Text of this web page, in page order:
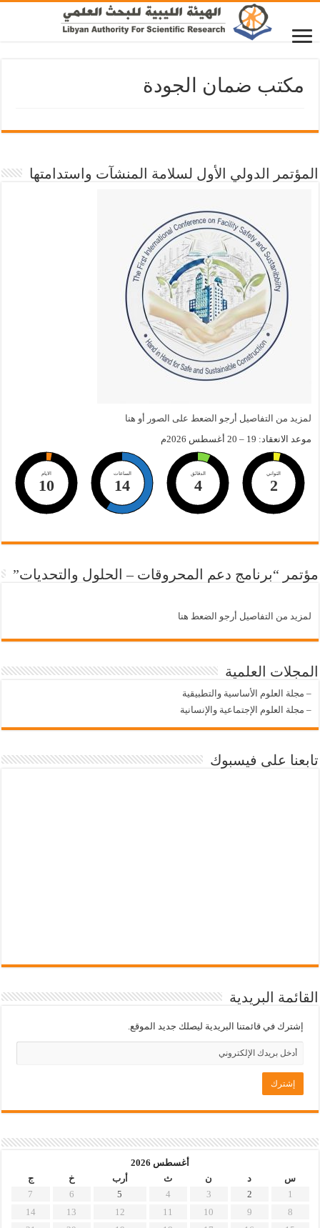
مكتب ضمان الجودة
المؤتمر الدولي الأول لسلامة المنشآت واستدامتها
لمزيد من التفاصيل أرجو الضعط على الصور أو هنا
موعد الانعقاد: 19 – 20 أغسطس 2026م
الايام
10
الساعات
14
الدقائق
4
الثواني
1
مؤتمر “برنامج دعم المحروقات – الحلول والتحديات”
لمزيد من التفاصيل أرجو الضعط هنا
المجلات العلمية
– مجلة العلوم الأساسية والتطبيقية
– مجلة العلوم الإجتماعية والإنسانية
تابعنا على فيسبوك
القائمة البريدية
إشترك في قائمتنا البريدية ليصلك جديد الموقع.
أغسطس 2026
س
د ن ث أرب خ
ج
1
2
3
4
5
6
7
8
9
10
11
12
13
14